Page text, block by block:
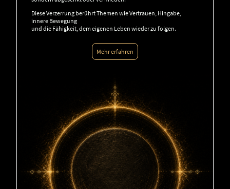
Diese Verzerrung berührt Themen wie Vertrauen, Hingabe,
innere Bewegung
und die Fähigkeit, dem eigenen Leben wieder zu folgen.
Mehr erfahren